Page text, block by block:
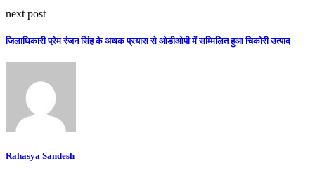
next post
जिलाधिकारी प्रेम रंजन सिंह के अथक प्रयास से ओडीओपी में सम्मिलित हुआ चिकोरी उत्पाद
Rahasya Sandesh